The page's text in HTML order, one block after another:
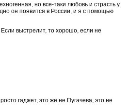
но все-таки любовь и страсть у
он появится в России, и я с помощью
выстрелит, то хорошо, если не
гаджет, это же не Пугачева, это не